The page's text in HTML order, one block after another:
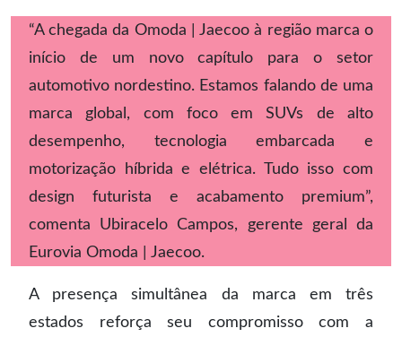
“A chegada da Omoda | Jaecoo à região marca o
início de um novo capítulo para o setor
automotivo nordestino. Estamos falando de uma
marca global, com foco em SUVs de alto
desempenho, tecnologia embarcada e
motorização híbrida e elétrica. Tudo isso com
design futurista e acabamento premium”,
comenta Ubiracelo Campos, gerente geral da
Eurovia Omoda | Jaecoo.
A presença simultânea da marca em três
estados reforça seu compromisso com a